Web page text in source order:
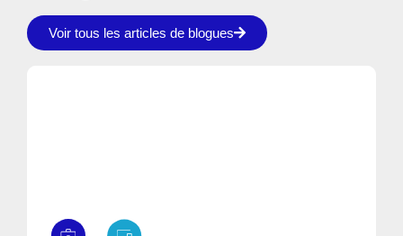
Voir tous les articles de blogues